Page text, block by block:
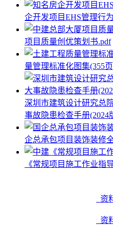
企开发项目EHS管理行
项目质量创优策划书.pdf
量管理标准化图集(355
深圳市建筑设计研究总
事故隐患检查手册(2024
企总承包项目装饰装修
《常规项目施工作业指
资
资